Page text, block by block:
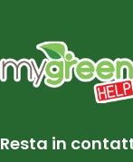
Resta in